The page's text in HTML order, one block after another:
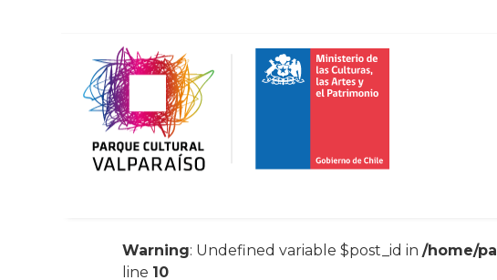
Warning: Undefined variable $post_id in/home/
line 10